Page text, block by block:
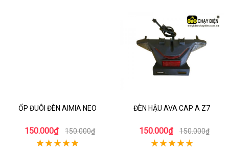
ỐP ĐUÔI ĐÈN AIMIA NEO
150.000₫ 150.000₫
ĐÈN HẬU AVA CAP A Z7
150.000₫ 150.000₫